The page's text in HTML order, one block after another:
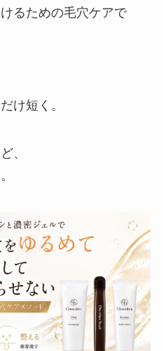
るための毛穴ケアで
け短く。
、